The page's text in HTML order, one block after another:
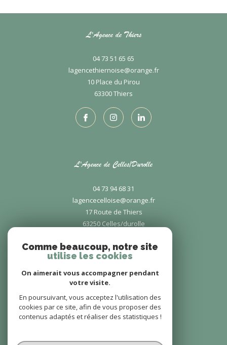
L'Agence de Thiers
04 73 51 65 65
lagencethiernoise@orange.fr
10 Place du Pirou
63300
thiers
L'Agence de Celles/Durolle
04 73 94 68 31
lagencecelloise@orange.fr
17 Route de Thiers
63250 celles/durolle
L'Agence de Puy-Guillaume
04 73 80 51 33
15 Avenue Anatole France
Comme beaucoup, notre site
utilise les cookies
On aimerait vous accompagner pendant
votre visite.
En poursuivant, vous acceptez l'utilisation des
cookies par ce site, afin de vous proposer des
contenus adaptés et réaliser des statistiques !